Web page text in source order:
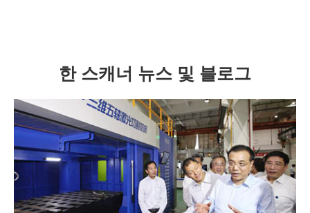
한 스캐너 뉴스 및 블로그